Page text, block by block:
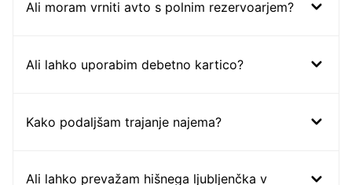
Ali moram vrniti avto s polnim rezervoarjem?
Ali lahko uporabim debetno kartico?
Kako podaljšam trajanje najema?
Ali lahko prevažam hišnega ljubljenčka v